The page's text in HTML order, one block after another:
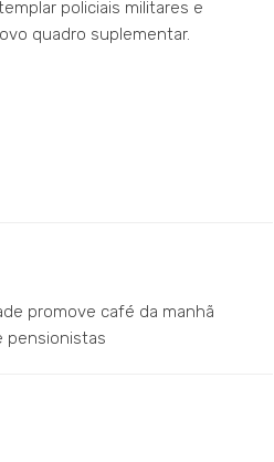
policiais militares e
quadro suplementar.
promove café da manhã
pensionistas